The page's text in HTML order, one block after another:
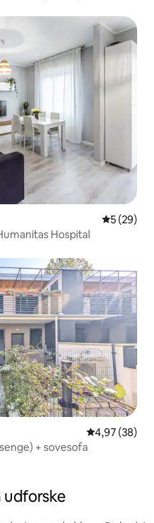
5 ud af 5 i
5 (29)
Hospital
4,97 ud af 5 i
4,97 (38)
+ sovesofa
udforske